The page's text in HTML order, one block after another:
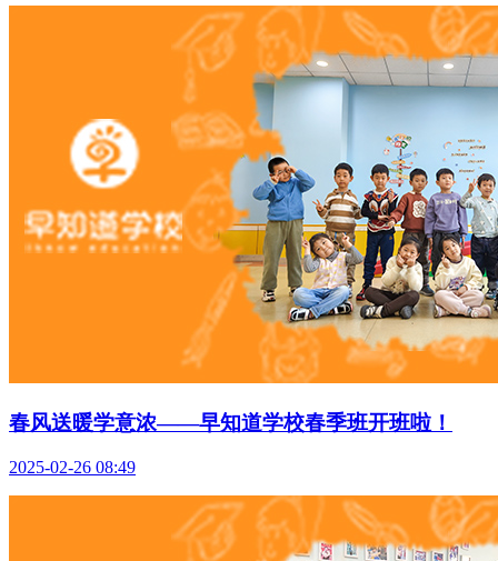
春风送暖学意浓——早知道学校春季班开班啦！
2025-02-26 08:49